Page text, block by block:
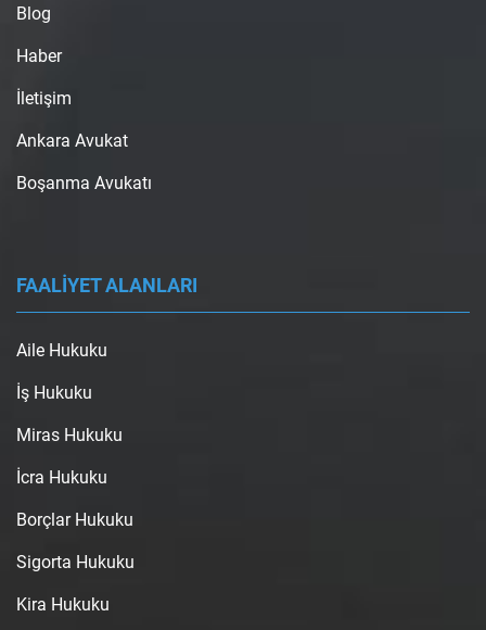
Blog
Haber
İletişim
Ankara Avukat
Boşanma Avukatı
FAALİYET ALANLARI
Aile Hukuku
İş Hukuku
Miras Hukuku
İcra Hukuku
Borçlar Hukuku
Sigorta Hukuku
Kira Hukuku